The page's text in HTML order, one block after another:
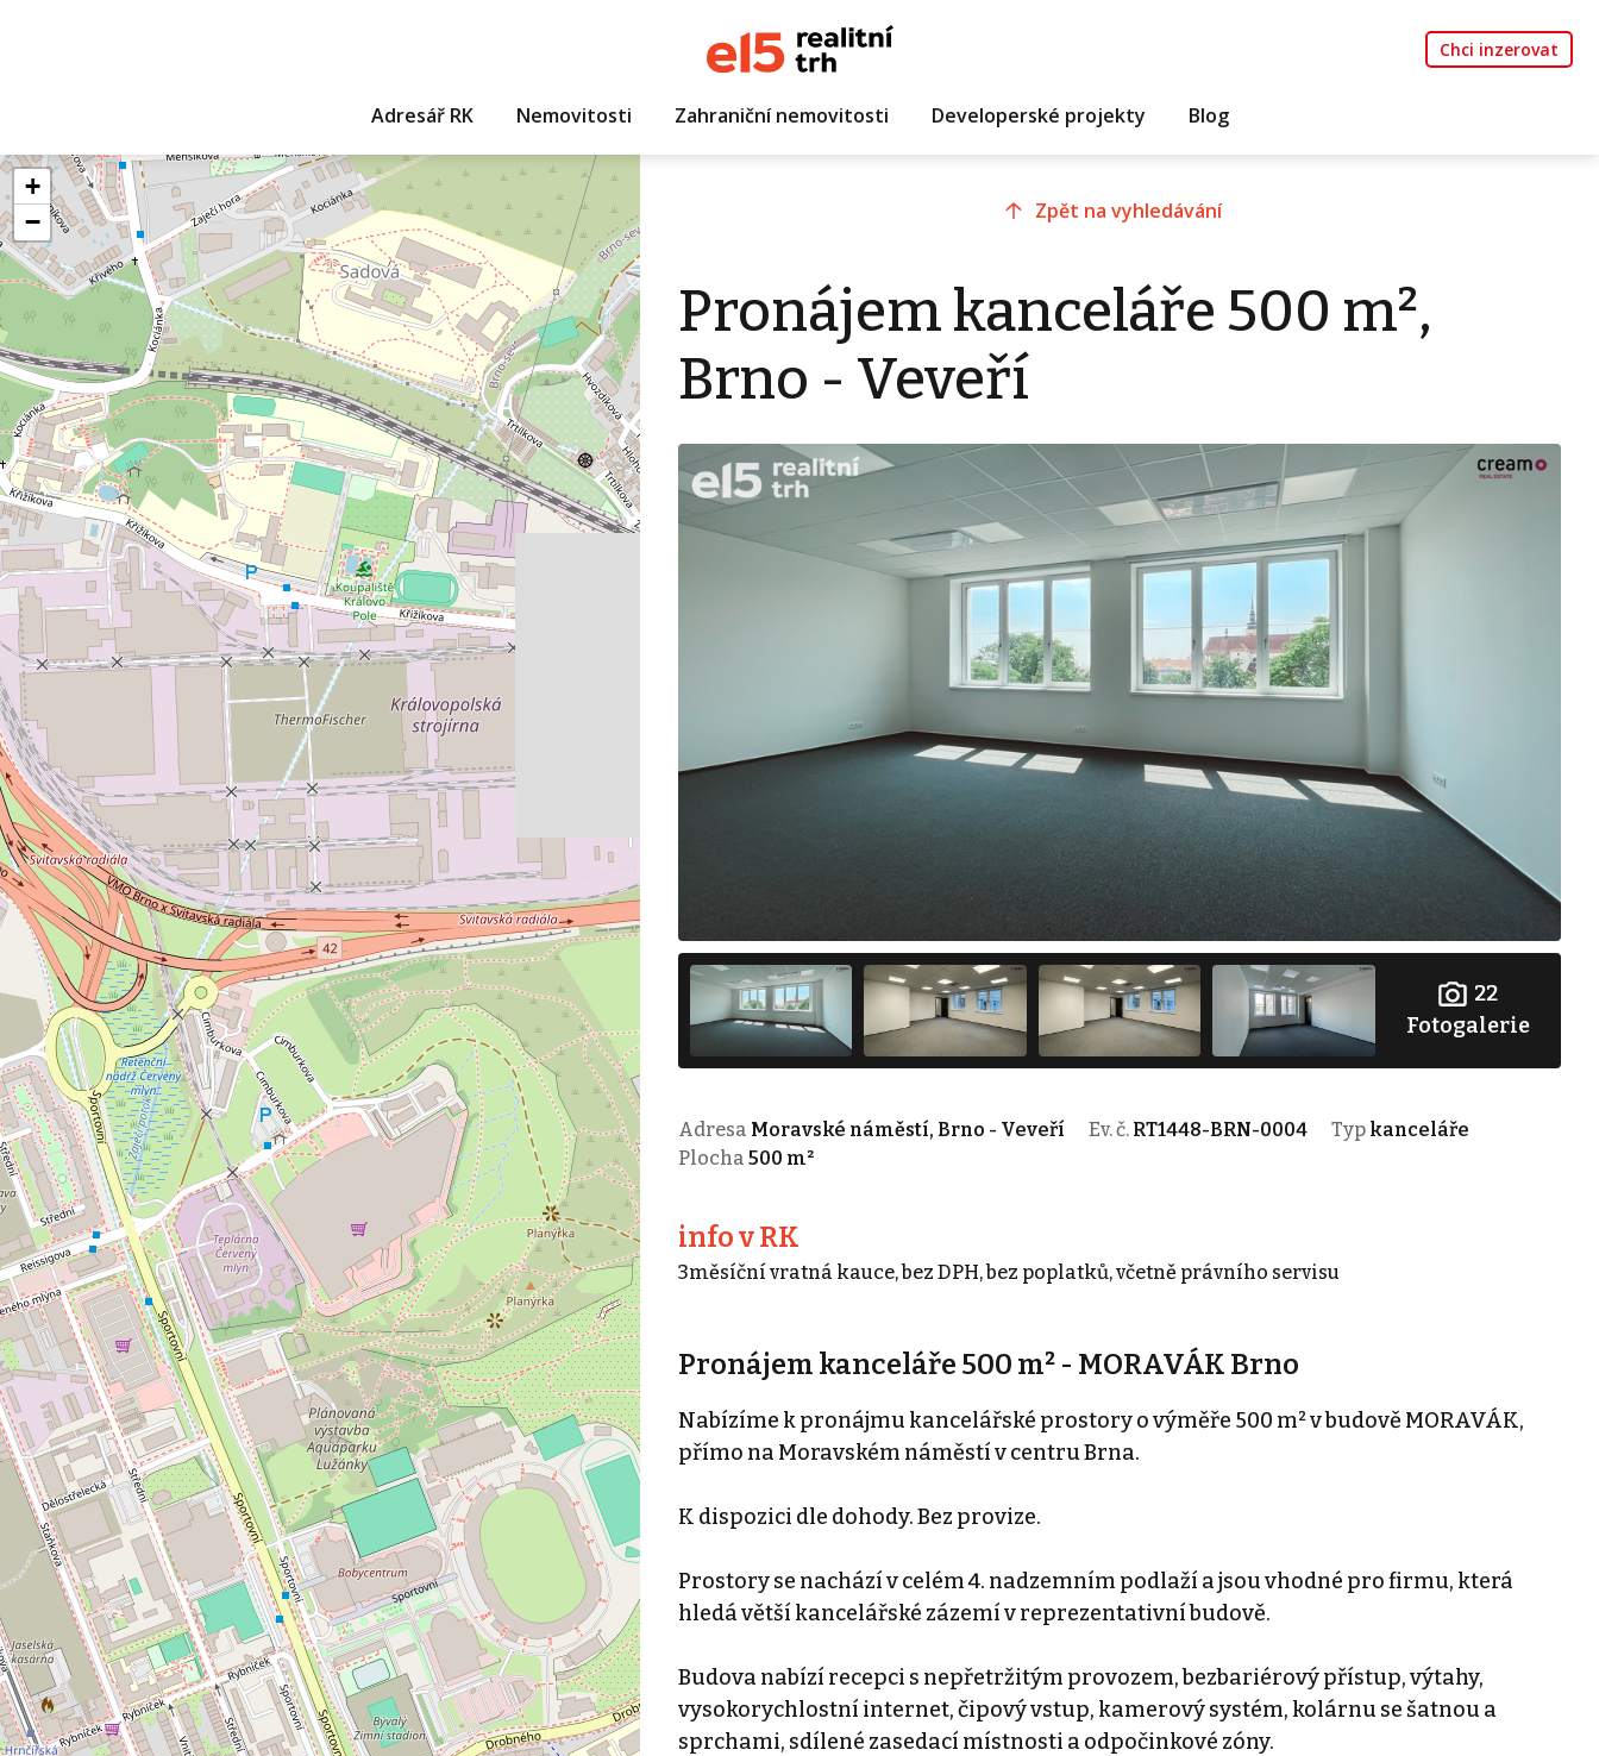
Chci inzerovat
Adresář RK Nemovitosti Zahraniční nemovitosti Developerské projekty Blog
+
−
Zpět na vyhledávání
Pronájem kanceláře 500 m²,
Brno - Veveří
22
Fotogalerie
Adresa Moravské náměstí, Brno - Veveří Ev. č. RT1448-BRN-0004 Typ kanceláře
Plocha 500 m²
info v RK
3měsíční vratná kauce, bez DPH, bez poplatků, včetně právního servisu
Pronájem kanceláře 500 m² - MORAVÁK Brno
Nabízíme k pronájmu kancelářské prostory o výměře 500 m² v budově MORAVÁK,
přímo na Moravském náměstí v centru Brna.
K dispozici dle dohody. Bez provize.
Prostory se nachází v celém 4. nadzemním podlaží a jsou vhodné pro firmu, která
hledá větší kancelářské zázemí v reprezentativní budově.
Budova nabízí recepci s nepřetržitým provozem, bezbariérový přístup, výtahy,
vysokorychlostní internet, čipový vstup, kamerový systém, kolárnu se šatnou a
sprchami, sdílené zasedací místnosti a odpočinkové zóny.